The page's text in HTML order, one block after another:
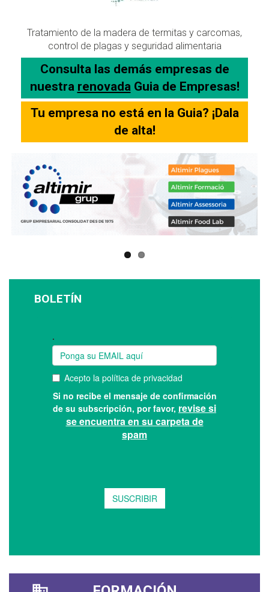
Tratamiento de la madera de termitas y carcomas,
control de plagas y seguridad alimentaria
Consulta las demás empresas de
nuestra renovadaGuia de Empresas!
Tu empresa no está en la Guia? ¡Dala
de alta!
BOLETÍN